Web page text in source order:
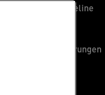
Leitz Individual Freeline
Konformitätserklärungen